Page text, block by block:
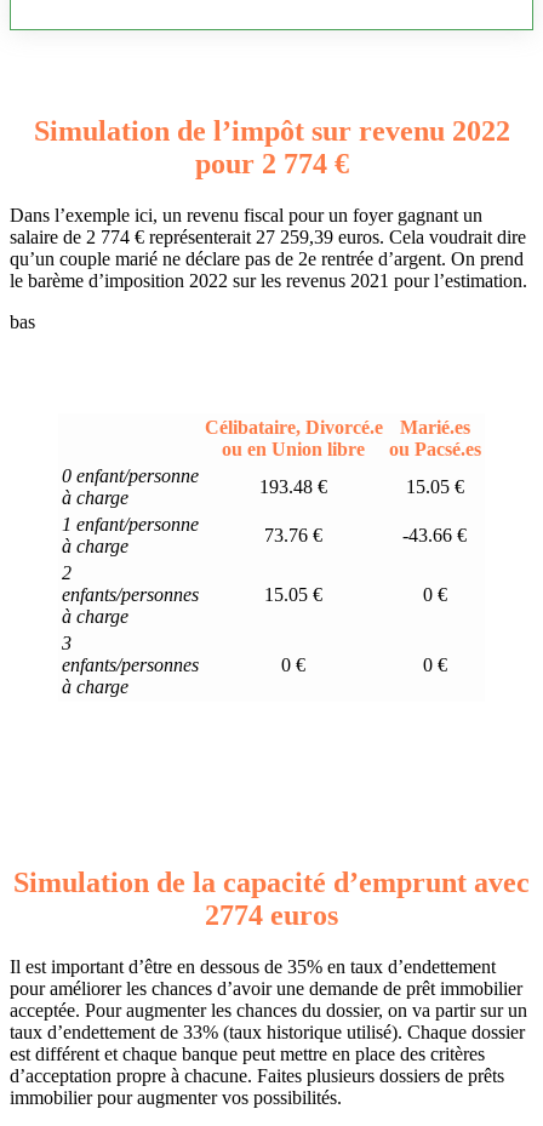
Simulation de l’impôt sur revenu 2022
pour 2 774 €
Dans l’exemple ici, un revenu fiscal pour un foyer gagnant un
salaire de 2 774 € représenterait 27 259,39 euros. Cela voudrait dire
qu’un couple marié ne déclare pas de 2e rentrée d’argent. On prend
le barème d’imposition 2022 sur les revenus 2021 pour l’estimation.
bas
Célibataire, Divorcé.e
ou en Union libre
Marié.es
ou Pacsé.es
0 enfant/personne
à charge
193.48 €
15.05 €
1 enfant/personne
à charge
73.76 €
-43.66 €
2
enfants/personnes
à charge
15.05 € 0 €
3
enfants/personnes
à charge
0 € 0 €
Simulation de la capacité d’emprunt avec
2774 euros
Il est important d’être en dessous de 35% en taux d’endettement
pour améliorer les chances d’avoir une demande de prêt immobilier
acceptée. Pour augmenter les chances du dossier, on va partir sur un
taux d’endettement de 33% (taux historique utilisé). Chaque dossier
est différent et chaque banque peut mettre en place des critères
d’acceptation propre à chacune. Faites plusieurs dossiers de prêts
immobilier pour augmenter vos possibilités.